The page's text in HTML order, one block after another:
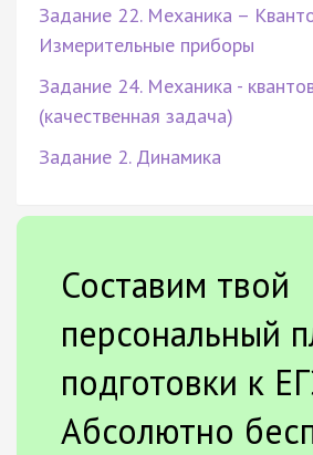
Задание 22. Механика –
Измерительные приборы
Задание 24. Механика -
(качественная задача)
Задание 2. Динамика
Составим твой
персональный
подготовки к
Абсолютно